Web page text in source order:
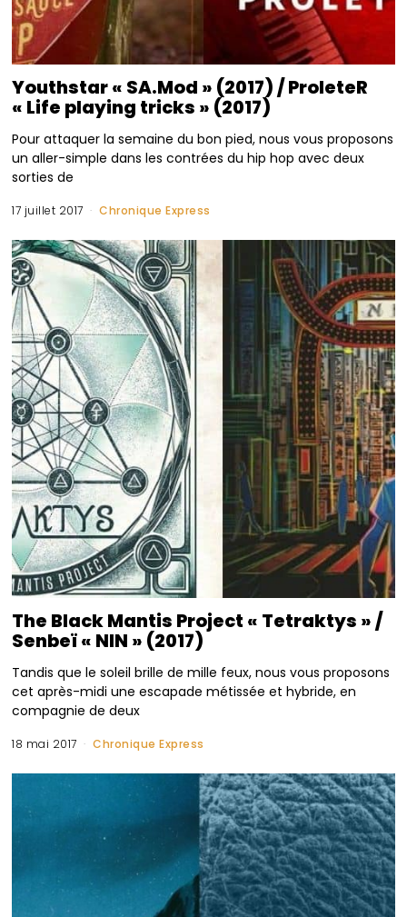
Youthstar « SA.Mod » (2017) / ProleteR
« Life playing tricks » (2017)
Pour attaquer la semaine du bon pied, nous vous proposons
un aller-simple dans les contrées du hip hop avec deux
sorties de
17 juillet 2017 Chronique Express
The Black Mantis Project « Tetraktys » /
Senbeï « NIN » (2017)
Tandis que le soleil brille de mille feux, nous vous proposons
cet après-midi une escapade métissée et hybride, en
compagnie de deux
18 mai 2017 Chronique Express